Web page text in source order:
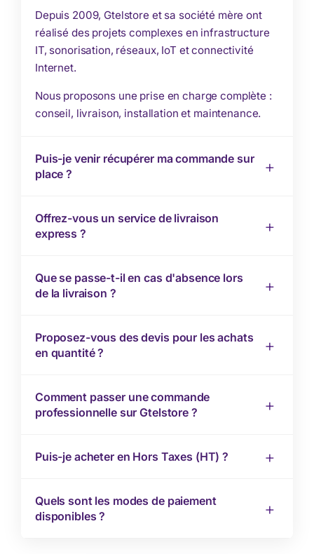
Depuis 2009, Gtelstore et sa société mère ont
réalisé des projets complexes en infrastructure
IT, sonorisation, réseaux, IoT et connectivité
Internet.
Nous proposons une prise en charge complète :
conseil, livraison, installation et maintenance.
Puis-je venir récupérer ma commande sur
place ?
Offrez-vous un service de livraison
express ?
Que se passe-t-il en cas d'absence lors
de la livraison ?
Proposez-vous des devis pour les achats
en quantité ?
Comment passer une commande
professionnelle sur Gtelstore ?
Puis-je acheter en Hors Taxes (HT) ?
Quels sont les modes de paiement
disponibles ?